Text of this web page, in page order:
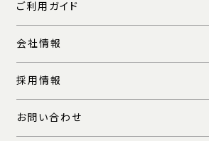
ご利用ガイド
会社情報
採用情報
お問い合わせ